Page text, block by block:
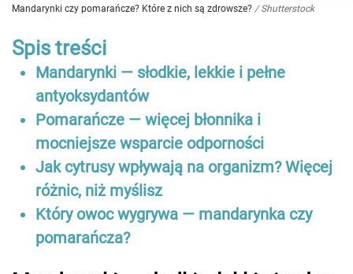
Mandarynki czy pomarańcze? Które z nich są zdrowsze? / Shutterstock
Spis treści
Mandarynki — słodkie, lekkie i pełne
antyoksydantów
Pomarańcze — więcej błonnika i
mocniejsze wsparcie odporności
Jak cytrusy wpływają na organizm? Więcej
różnic, niż myślisz
Który owoc wygrywa — mandarynka czy
pomarańcza?